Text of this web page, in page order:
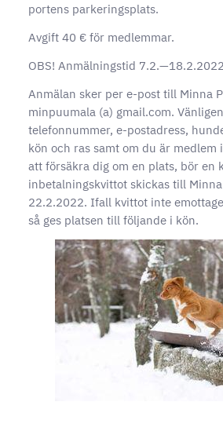
portens parkeringsplats.
Avgift 40 € för medlemmar.
OBS! Anmälningstid
Anmälan sker per e-post till Minna
minpuumala (a) gmail.com.
telefonnummer, e-postadress,
kön och ras samt om du är medlem
att försäkra dig om en plats, bör en
inbetalningskvittot skickas till
22.2.2022. Ifall kvittot inte
så ges platsen till följande i kön.